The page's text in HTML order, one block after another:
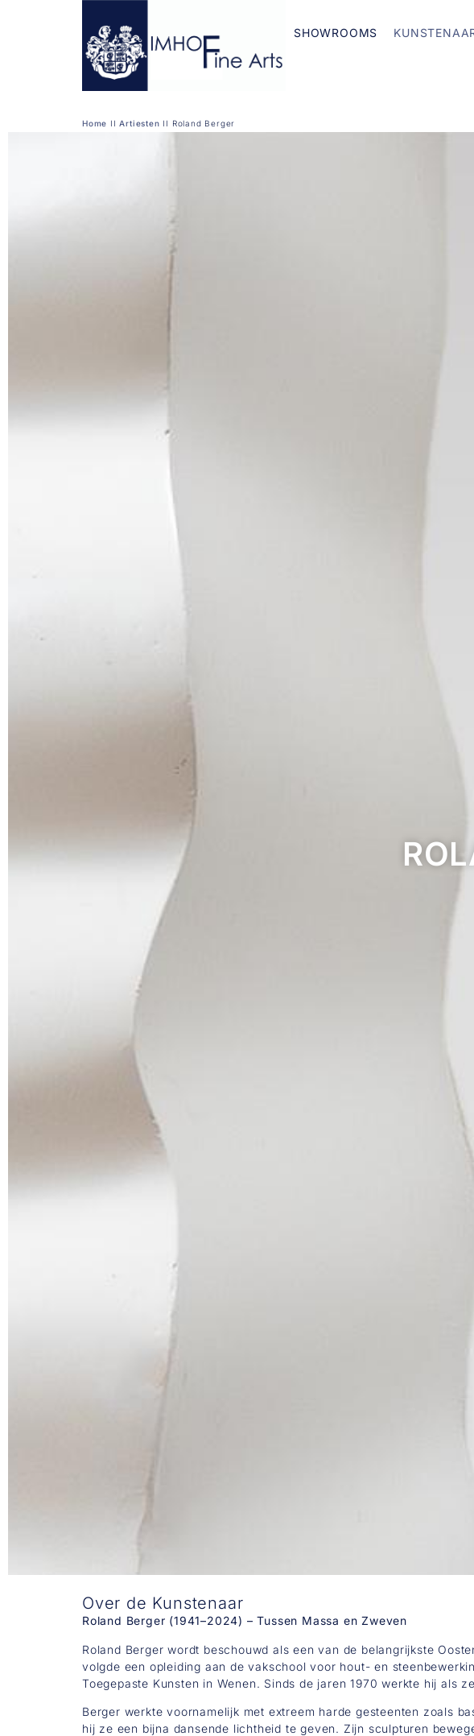
SHOWROOMS
Home IIArtiesten II Roland Berger
​​Over de Kunstenaar
Roland Berger (1941–2024) – Tussen Massa en Zweven
Roland Berger wordt beschouwd als een van de belangrijkste
volgde een opleiding aan de vakschool voor hout- en
Toegepaste Kunsten in Wenen. Sinds de jaren 1970 werkte hij als
Berger werkte voornamelijk met extreem harde gesteenten zoals
hij ze een bijna dansende lichtheid te geven. Zijn sculpturen